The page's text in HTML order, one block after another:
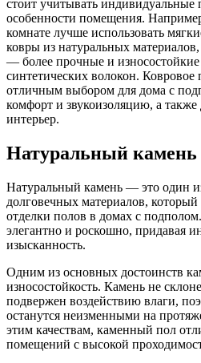
стоит учитывать индивидуальные
особенности помещения.
комнате лучше использовать
ковры из натуральных
— более прочные и
синтетических волокон. Ковровое
отличным выбором для дома с
комфорт и звукоизоляцию, а также
интерьер.
Натуральный камень
Натуральный камень — это один
долговечных материалов, который
отделки полов в домах с
элегантно и роскошно, придавая
изысканность.
Одним из основных достоинств
износостойкость. Камень не
подвержен воздействию влаги,
останутся неизменными на
этим качествам, каменный пол
помещений с высокой